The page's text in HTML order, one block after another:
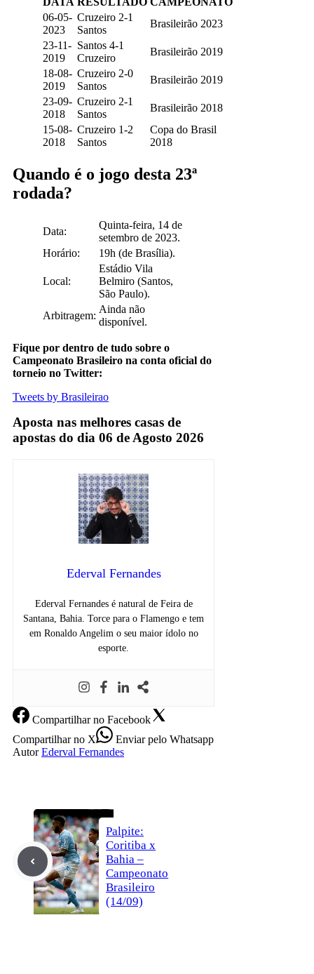
06-05-
2023
Cruzeiro 2-1
Santos
Brasileirão 2023
23-11-
2019
Santos 4-1
Cruzeiro
Brasileirão 2019
18-08-
2019
Cruzeiro 2-0
Santos
Brasileirão 2019
23-09-
2018
Cruzeiro 2-1
Santos
Brasileirão 2018
15-08-
2018
Cruzeiro 1-2
Santos
Copa do Brasil
2018
Quando é o jogo desta 23ª
rodada?
Data:
Quinta-feira, 14 de
setembro de 2023.
Horário:
19h (de Brasília).
Local:
Estádio Vila
Belmiro (Santos,
São Paulo).
Arbitragem:
Ainda não
disponível.
Fique por dentro de tudo sobre o
Campeonato Brasileiro na conta oficial do
torneio no Twitter:
Tweets by Brasileirao
Aposta nas melhores casas de
apostas do dia 06 de Agosto 2026
Ederval Fernandes
Ederval Fernandes é natural de Feira de
Santana, Bahia. Torce para o Flamengo e tem
em Ronaldo Angelim o seu maior ídolo no
esporte.
Compartilharno Facebook
Compartilharno X Enviarpelo Whatsapp
Autor Ederval Fernandes
Palpite:
Coritiba x
Bahia –
Campeonato
Brasileiro
(14/09)